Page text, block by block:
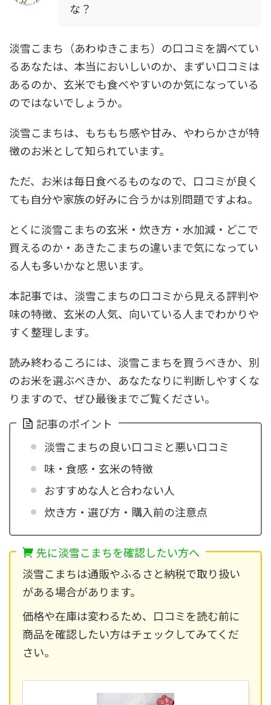
な？
淡雪こまち（あわゆきこまち）の口コミを調べてい
るあなたは、本当においしいのか、まずい口コミは
あるのか、玄米でも食べやすいのか気になっている
のではないでしょうか。
淡雪こまちは、もちもち感や甘み、やわらかさが特
徴のお米として知られています。
ただ、お米は毎日食べるものなので、口コミが良く
ても自分や家族の好みに合うかは別問題ですよね。
とくに淡雪こまちの玄米・炊き方・水加減・どこで
買えるのか・あきたこまちの違いまで気になってい
る人も多いかなと思います。
本記事では、淡雪こまちの口コミから見える評判や
味の特徴、玄米の人気、向いている人までわかりや
すく整理します。
読み終わるころには、淡雪こまちを買うべきか、別
のお米を選ぶべきか、あなたなりに判断しやすくな
りますので、ぜひ最後までご覧ください。
記事のポイント
淡雪こまちの良い口コミと悪い口コミ
味・食感・玄米の特徴
おすすめな人と合わない人
炊き方・選び方・購入前の注意点
先に淡雪こまちを確認したい方へ
淡雪こまちは通販やふるさと納税で取り扱い
がある場合があります。
価格や在庫は変わるため、口コミを読む前に
商品を確認したい方はチェックしてみてくだ
さい。